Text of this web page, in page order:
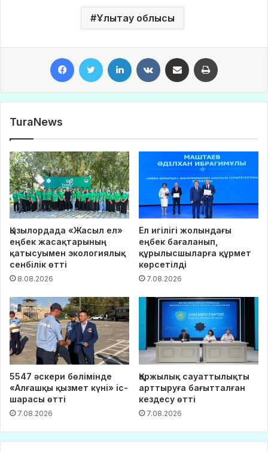
Ұлытау облысы
TuraNews
Қызылордада «Жасыл ел»
еңбек жасақтарының
қатысуымен экологиялық
сенбілік өтті
8.08.2026
Ел игілігі жолындағы
еңбек бағаланып,
құрылысшыларға құрмет
көрсетілді
7.08.2026
5547 әскери бөлімінде
«Алғашқы қызмет күні» іс-
шарасы өтті
7.08.2026
Қаржылық сауаттылықты
арттыруға бағытталған
кездесу өтті
7.08.2026